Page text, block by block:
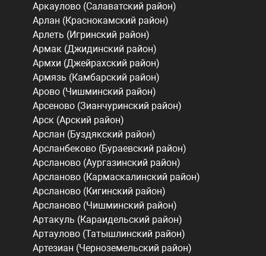
Аркаулово (Салаватский район)
Арлан (Краснокамский район)
Арлеть (Игринский район)
Армак (Джидинский район)
Армхи (Джейрахский район)
Армязь (Камбарский район)
Арово (Чишминский район)
Арсеново (Зианчуринский район)
Арск (Арский район)
Арслан (Буздякский район)
Арсланбеково (Бураевский район)
Арсланово (Аургазинский район)
Арсланово (Кармаскалинский район)
Арсланово (Кигинский район)
Арсланово (Чишминский район)
Артакуль (Караидельский район)
Артаулово (Татышлинский район)
Артезиан (Черноземельский район)